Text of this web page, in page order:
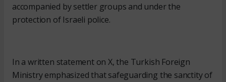
accompanied by settler groups and under the
protection of Israeli police.
In a written statement on X, the Turkish Foreign
Ministry emphasized that safeguarding the sanctity of